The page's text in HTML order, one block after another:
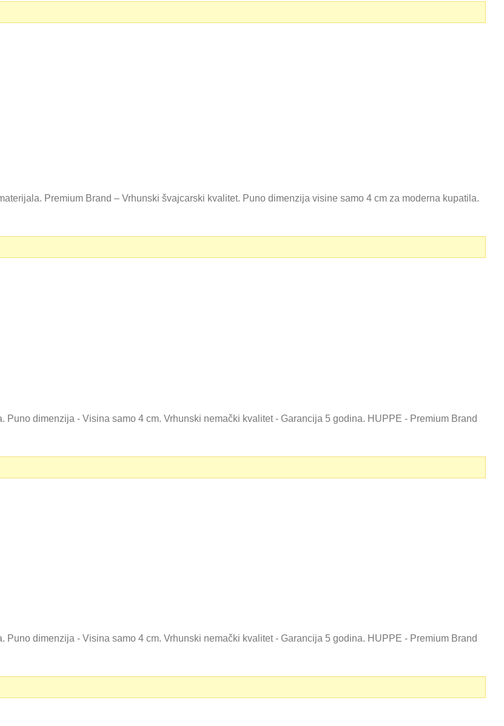
Premium Brand – Vrhunski švajcarski kvalitet. Puno dimenzija visine samo 4 cm za moderna kupatila.
dimenzija - Visina samo 4 cm. Vrhunski nemački kvalitet - Garancija 5 godina. HUPPE - Premium Brand
dimenzija - Visina samo 4 cm. Vrhunski nemački kvalitet - Garancija 5 godina. HUPPE - Premium Brand